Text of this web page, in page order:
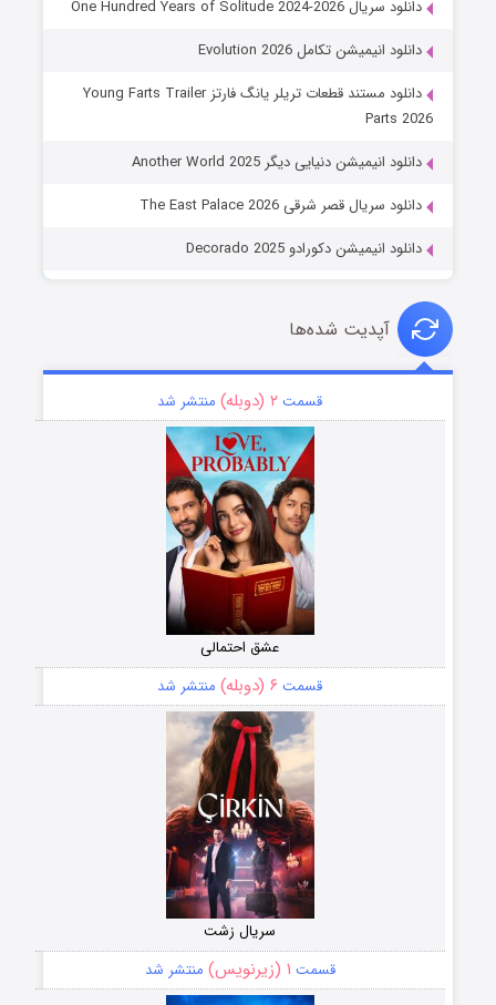
دانلود سریال One Hundred Years of Solitude 2024-2026
دانلود انیمیشن تکامل Evolution 2026
دانلود مستند قطعات تریلر یانگ فارتز Young Farts Trailer
Parts 2026
دانلود انیمیشن دنیایی دیگر Another World 2025
دانلود سریال قصر شرقی The East Palace 2026
دانلود انیمیشن دکورادو Decorado 2025
آپدیت شده‌ها
قسمت ۲ (دوبله) منتشر شد
عشق احتمالی
قسمت ۶ (دوبله) منتشر شد
سریال زشت
قسمت ۱ (زیرنویس) منتشر شد